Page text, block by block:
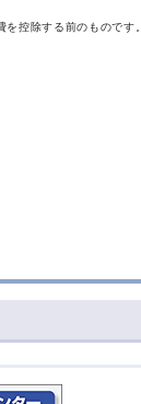
控除する前のものです。